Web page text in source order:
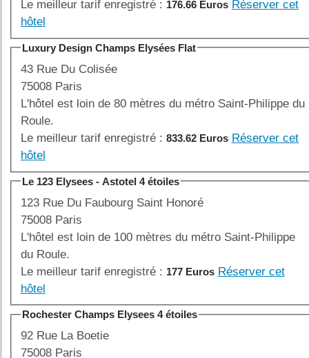
Le meilleur tarif enregistré : 176.66 Euros Réserver cet
hôtel
Luxury Design Champs Elysées Flat
43 Rue Du Colisée
75008 Paris
L'hôtel est loin de 80 mètres du métro Saint-Philippe du
Roule.
Le meilleur tarif enregistré : 833.62 Euros Réserver cet
hôtel
Le 123 Elysees - Astotel 4 étoiles
123 Rue Du Faubourg Saint Honoré
75008 Paris
L'hôtel est loin de 100 mètres du métro Saint-Philippe
du Roule.
Le meilleur tarif enregistré : 177 Euros Réserver cet
hôtel
Rochester Champs Elysees 4 étoiles
92 Rue La Boetie
75008 Paris